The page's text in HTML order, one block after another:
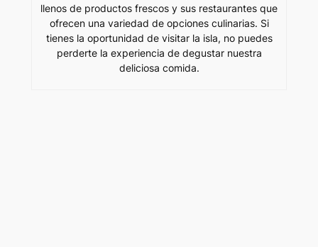
llenos de productos frescos y sus restaurantes que
ofrecen una variedad de opciones culinarias. Si
tienes la oportunidad de visitar la isla, no puedes
perderte la experiencia de degustar nuestra
deliciosa comida.